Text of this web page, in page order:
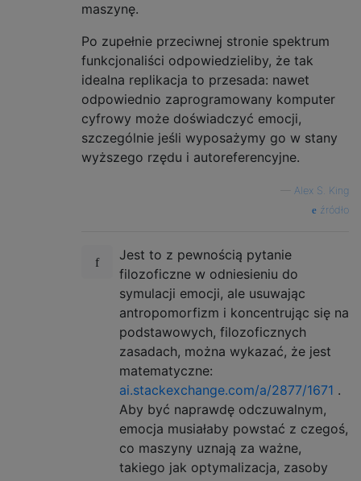
maszynę.
Po zupełnie przeciwnej stronie spektrum
funkcjonaliści odpowiedzieliby, że tak
idealna replikacja to przesada: nawet
odpowiednio zaprogramowany komputer
cyfrowy może doświadczyć emocji,
szczególnie jeśli wyposażymy go w stany
wyższego rzędu i autoreferencyjne.
Alex S. King
źródło
Jest to z pewnością pytanie
filozoficzne w odniesieniu do
symulacji emocji, ale usuwając
antropomorfizm i koncentrując się na
podstawowych, filozoficznych
zasadach, można wykazać, że jest
matematyczne:
ai.stackexchange.com/a/2877/1671 .
Aby być naprawdę odczuwalnym,
emocja musiałaby powstać z czegoś,
co maszyny uznają za ważne,
takiego jak optymalizacja, zasoby